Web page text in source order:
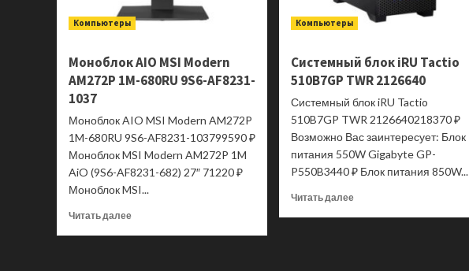
Компьютеры
Моноблок AIO MSI Modern
AM272P 1M-680RU 9S6-AF8231-
1037
Моноблок AIO MSI Modern AM272P
1M-680RU 9S6-AF8231-103799590 ₽
Моноблок MSI Modern AM272P 1M
AiO (9S6-AF8231-682) 27″ 71220 ₽
Моноблок MSI...
Читать далееПрочитать
Компьютеры
Системный блок iRU Tactio
510B7GP TWR 2126640
Системный блок iRU Tactio
510B7GP TWR 2126640218370 ₽
Возможно Вас заинтересует: Блок
питания 550W Gigabyte GP-
P550B3440 ₽ Блок питания 850W...
Читать далееПрочитать